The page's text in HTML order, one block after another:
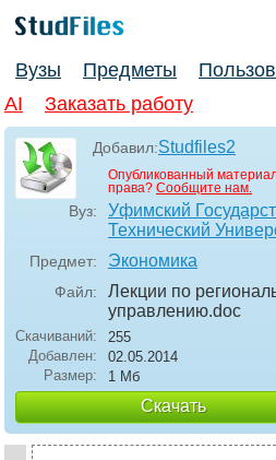
Вузы Предметы
AI
Заказать работу
Добавил:Studfiles2
Опубликованный
права? Сообщите нам.
Вуз:
Уфимский
Технический
Предмет: Экономика
Файл:
Лекции по
управлению.doc
Скачиваний:
255
Добавлен:
02.05.2014
Размер:
1 Мб
Скачать